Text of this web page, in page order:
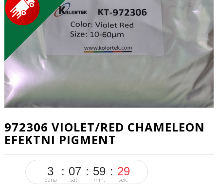
972306 VIOLET/RED CHAMELEON
EFEKTNI PIGMENT
3
dana
07
sati
59
min.
28
sek.